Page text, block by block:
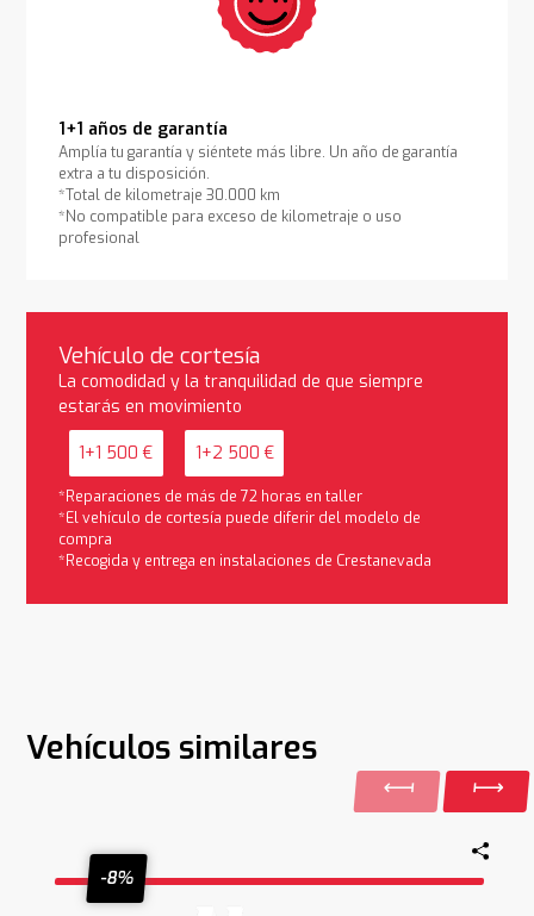
1+1 años de garantía
Amplía tu garantía y siéntete más libre. Un año de garantía
extra a tu disposición.
*Total de kilometraje 30.000 km
*No compatible para exceso de kilometraje o uso
profesional
Vehículo de cortesía
La comodidad y la tranquilidad de que siempre
estarás en movimiento
1+1 500 € 1+2 500 €
*Reparaciones de más de 72 horas en taller
*El vehículo de cortesía puede diferir del modelo de
compra
*Recogida y entrega en instalaciones de Crestanevada
Vehículos similares
-8%